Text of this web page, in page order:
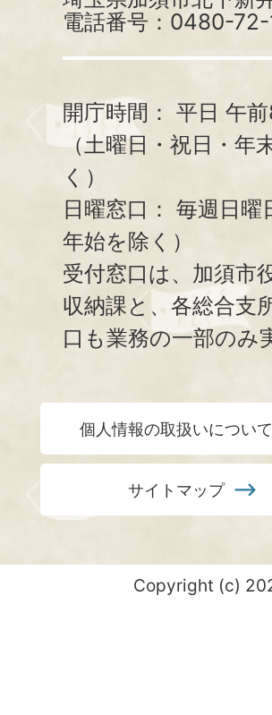
電話番号：0480-72-
開庁時間： 平日 午
（土曜日・祝日・年
く）
日曜窓口： 毎週日曜
年始を除く）
受付窓口は、加須市
収納課と、 各総合支
口も業務の一部のみ
個人情報の取扱いについて
サイトマップ
Copyright (c)